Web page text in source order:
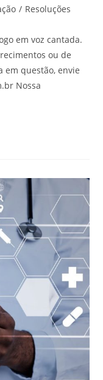
/ Resoluções
em voz cantada.
ou de
em questão, envie
Nossa